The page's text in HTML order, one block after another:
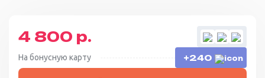
4 800 р.
На бонусную карту +240